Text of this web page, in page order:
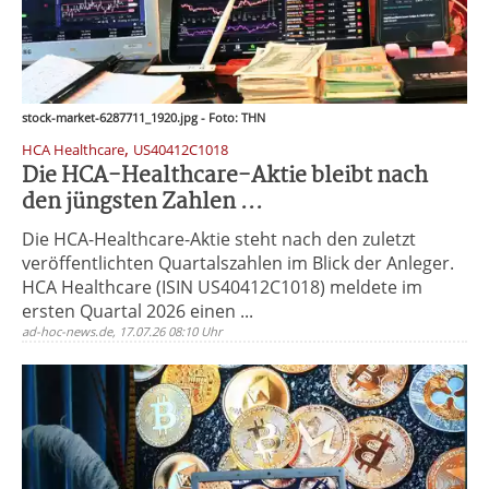
stock-market-6287711_1920.jpg - Foto: THN
HCA Healthcare, US40412C1018
Die HCA-Healthcare-Aktie bleibt nach
den jüngsten Zahlen ...
Die HCA-Healthcare-Aktie steht nach den zuletzt
veröffentlichten Quartalszahlen im Blick der Anleger.
HCA Healthcare (ISIN US40412C1018) meldete im
ersten Quartal 2026 einen ...
ad-hoc-news.de, 17.07.26 08:10 Uhr